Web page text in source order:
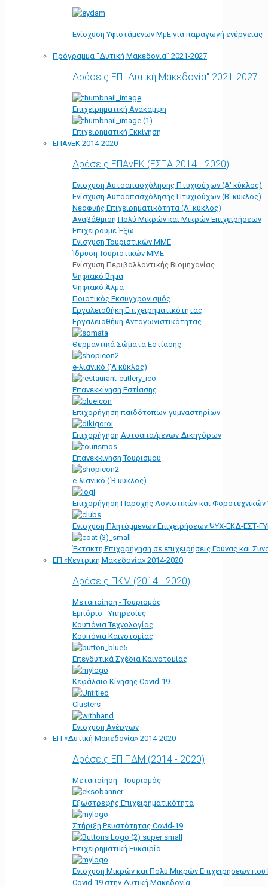
Ενίσχυση Υφιστάμενων ΜμΕ για παραγωγή ενέργειας
Πρόγραμμα “Δυτική Μακεδονία” 2021-2027
Δράσεις ΕΠ "Δυτική Μακεδονία" 2021-2027
Επιχειρηματική Ανάκαμψη
Επιχειρηματική Εκκίνηση
ΕΠΑνΕΚ 2014-2020
Δράσεις ΕΠΑνΕΚ (ΕΣΠΑ 2014 - 2020)
Ενίσχυση Αυτοαπασχόλησης Πτυχιούχων (Α' κύκλος)
Ενίσχυση Αυτοαπασχόλησης Πτυχιούχων (Β' κύκλος)
Νεοφυής Επιχειρηματικότητα (Α' κύκλος)
Αναβάθμιση Πολύ Μικρών και Μικρών Επιχειρήσεων
Επιχειρούμε Έξω
Ενίσχυση Τουριστικών ΜΜΕ
Ίδρυση Τουριστικών ΜΜΕ
Ενίσχυση Περιβαλλοντικής Βιομηχανίας
Ψηφιακό Βήμα
Ψηφιακό Άλμα
Ποιοτικός Εκσυγχρονισμός
Εργαλειοθήκη Eπιχειρηματικότητας
Εργαλειοθήκη Ανταγωνιστικότητας
Θερμαντικά Σώματα Εστίασης
e-λιανικό ('Α κύκλος)
Επανεκκίνηση Εστίασης
Επιχορήγηση παιδότοπων-γυμναστηρίων
Επιχορήγηση Αυτοαπα/μενων Δικηγόρων
Επανεκκίνηση Τουρισμού
e-λιανικό (΄Β κύκλος)
Επιχορήγηση Παροχής Λογιστικών και
Ενίσχυση Πλητόμμενων Επιχειρήσεων ΨΥΧ-ΕΚΔ-ΕΣΤ-
Έκτακτη Επιχορήγηση σε επιχειρήσεις Γούνας και
ΕΠ «Kεντρική Μακεδονία» 2014-2020
Δράσεις ΠΚΜ (2014 - 2020)
Μεταποίηση - Τουρισμός
Εμπόριο - Υπηρεσίες
Κουπόνια Τεχνολογίας
Κουπόνια Καινοτομίας
Επενδυτικά Σχέδια Καινοτομίας
Κεφάλαιο Κίνησης Covid-19
Clusters
Ενίσχυση Ανέργων
ΕΠ «Δυτική Μακεδονία» 2014-2020
Δράσεις ΕΠ ΠΔΜ (2014 - 2020)
Μεταποίηση - Τουρισμός
Εξωστρεφής Επιχειρηματικότητα
Στήριξη Ρευστότητας Covid-19
Επιχειρηματική Ευκαιρία
Ενίσχυση Μικρών και Πολύ Μικρών Επιχειρήσεων
Covid-19 στην Δυτική Μακεδονία